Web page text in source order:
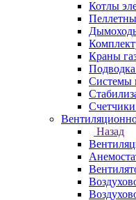
Котлы
Краны
Подводка
Системы
Назад